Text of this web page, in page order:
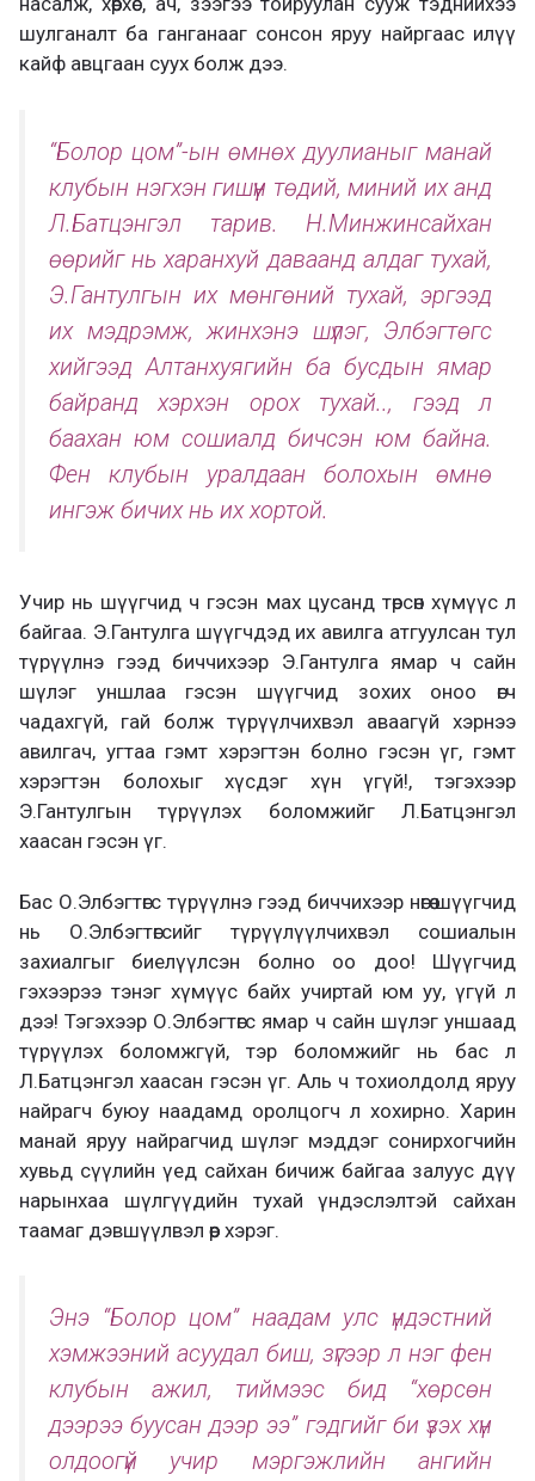
шулганалт ба ганганааг сонсон яруу найргаас илүү
кайф авцгаан суух болж дээ.
“Болор цом”-ын өмнөх дуулианыг манай
клубын нэгхэн гишүүн төдий, миний их анд
Л.Батцэнгэл тарив. Н.Минжинсайхан
өөрийг нь харанхуй даваанд алдаг тухай,
Э.Гантулгын их мөнгөний тухай, эргээд
их мэдрэмж, жинхэнэ шүлэг, Элбэгтөгс
хийгээд Алтанхуягийн ба бусдын ямар
байранд хэрхэн орох тухай.., гээд л
баахан юм сошиалд бичсэн юм байна.
Фен клубын уралдаан болохын өмнө
ингэж бичих нь их хортой.
Учир нь шүүгчид ч гэсэн мах цусанд төрсөн хүмүүс л
байгаа. Э.Гантулга шүүгчдэд их авилга атгуулсан тул
түрүүлнэ гээд биччихээр Э.Гантулга ямар ч сайн
шүлэг уншлаа гэсэн шүүгчид зохих оноо өгч
чадахгүй, гай болж түрүүлчихвэл аваагүй хэрнээ
авилгач, угтаа гэмт хэрэгтэн болно гэсэн үг, гэмт
хэрэгтэн болохыг хүсдэг хүн үгүй!, тэгэхээр
Э.Гантулгын түрүүлэх боломжийг Л.Батцэнгэл
хаасан гэсэн үг.
Бас О.Элбэгтөгс түрүүлнэ гээд биччихээр нөгөө шүүгчид
нь О.Элбэгтөгсийг түрүүлүүлчихвэл сошиалын
захиалгыг биелүүлсэн болно оо доо! Шүүгчид
гэхээрээ тэнэг хүмүүс байх учиртай юм уу, үгүй л
дээ! Тэгэхээр О.Элбэгтөгс ямар ч сайн шүлэг уншаад
түрүүлэх боломжгүй, тэр боломжийг нь бас л
Л.Батцэнгэл хаасан гэсэн үг. Аль ч тохиолдолд яруу
найрагч буюу наадамд оролцогч л хохирно. Харин
манай яруу найрагчид шүлэг мэддэг сонирхогчийн
хувьд сүүлийн үед сайхан бичиж байгаа залуус дүү
нарынхаа шүлгүүдийн тухай үндэслэлтэй сайхан
таамаг дэвшүүлвэл өөр хэрэг.
Энэ “Болор цом” наадам улс үндэстний
хэмжээний асуудал биш, зүгээр л нэг фен
клубын ажил, тиймээс бид “хөрсөн
дээрээ буусан дээр ээ” гэдгийг би үзэх хүн
олдоогүй учир мэргэжлийн ангийн